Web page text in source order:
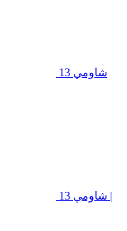
شاومي 13
شاومي 13 |